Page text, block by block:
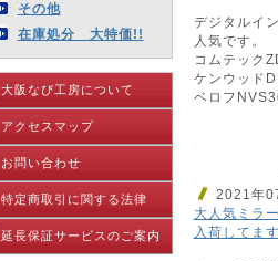
その他
在庫処分 大特価!!
大阪なび工房について
アクセスマップ
お問い合わせ
特定商取引に関する法律
延長保証サービスのご案内
デジタルイ
人気です。
コムテック
ケンウッド
ベロフ
2021年
大人気ミラ
入荷してま